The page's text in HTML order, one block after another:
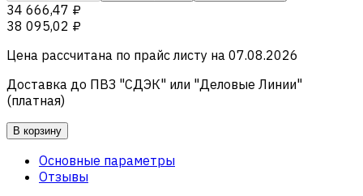
34 666,47 ₽
38 095,02 ₽
Цена рассчитана по прайс листу на 07.08.2026
Доставка до ПВЗ "СДЭК" или "Деловые Линии"
(платная)
В корзину
Основные параметры
Отзывы